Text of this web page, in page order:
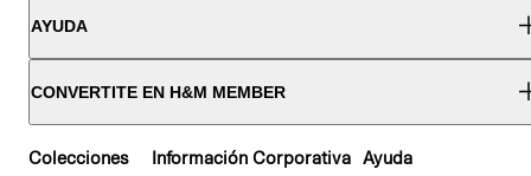
AYUDA
CONVERTITE EN H&M MEMBER
Colecciones Información Corporativa Ayuda